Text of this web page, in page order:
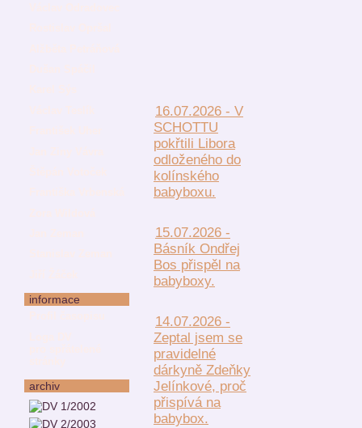
informace
archiv
16.07.2026 - V
SCHOTTU
pokřtili Libora
odloženého do
kolínského
babyboxu.
15.07.2026 -
Básník Ondřej
Bos přispěl na
babyboxy.
14.07.2026 -
Zeptal jsem se
pravidelné
dárkyně Zdeňky
Jelínkové, proč
přispívá na
babybox.